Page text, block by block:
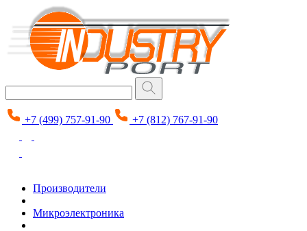
+7 (499) 757-91-90 +7 (812) 767-91-90
Производители
Микроэлектроника